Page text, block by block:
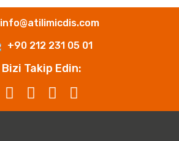
info@atilimicdis.com
+90 212 231 05 01
Bizi Takip Edin: